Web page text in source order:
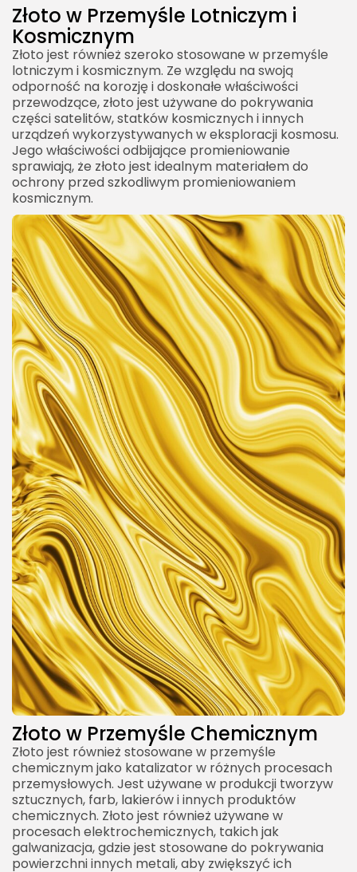
Złoto w Przemyśle Lotniczym i
Kosmicznym
Złoto jest również szeroko stosowane w przemyśle
lotniczym i kosmicznym. Ze względu na swoją
odporność na korozję i doskonałe właściwości
przewodzące, złoto jest używane do pokrywania
części satelitów, statków kosmicznych i innych
urządzeń wykorzystywanych w eksploracji kosmosu.
Jego właściwości odbijające promieniowanie
sprawiają, że złoto jest idealnym materiałem do
ochrony przed szkodliwym promieniowaniem
kosmicznym.
Złoto w Przemyśle Chemicznym
Złoto jest również stosowane w przemyśle
chemicznym jako katalizator w różnych procesach
przemysłowych. Jest używane w produkcji tworzyw
sztucznych, farb, lakierów i innych produktów
chemicznych. Złoto jest również używane w
procesach elektrochemicznych, takich jak
galwanizacja, gdzie jest stosowane do pokrywania
powierzchni innych metali, aby zwiększyć ich